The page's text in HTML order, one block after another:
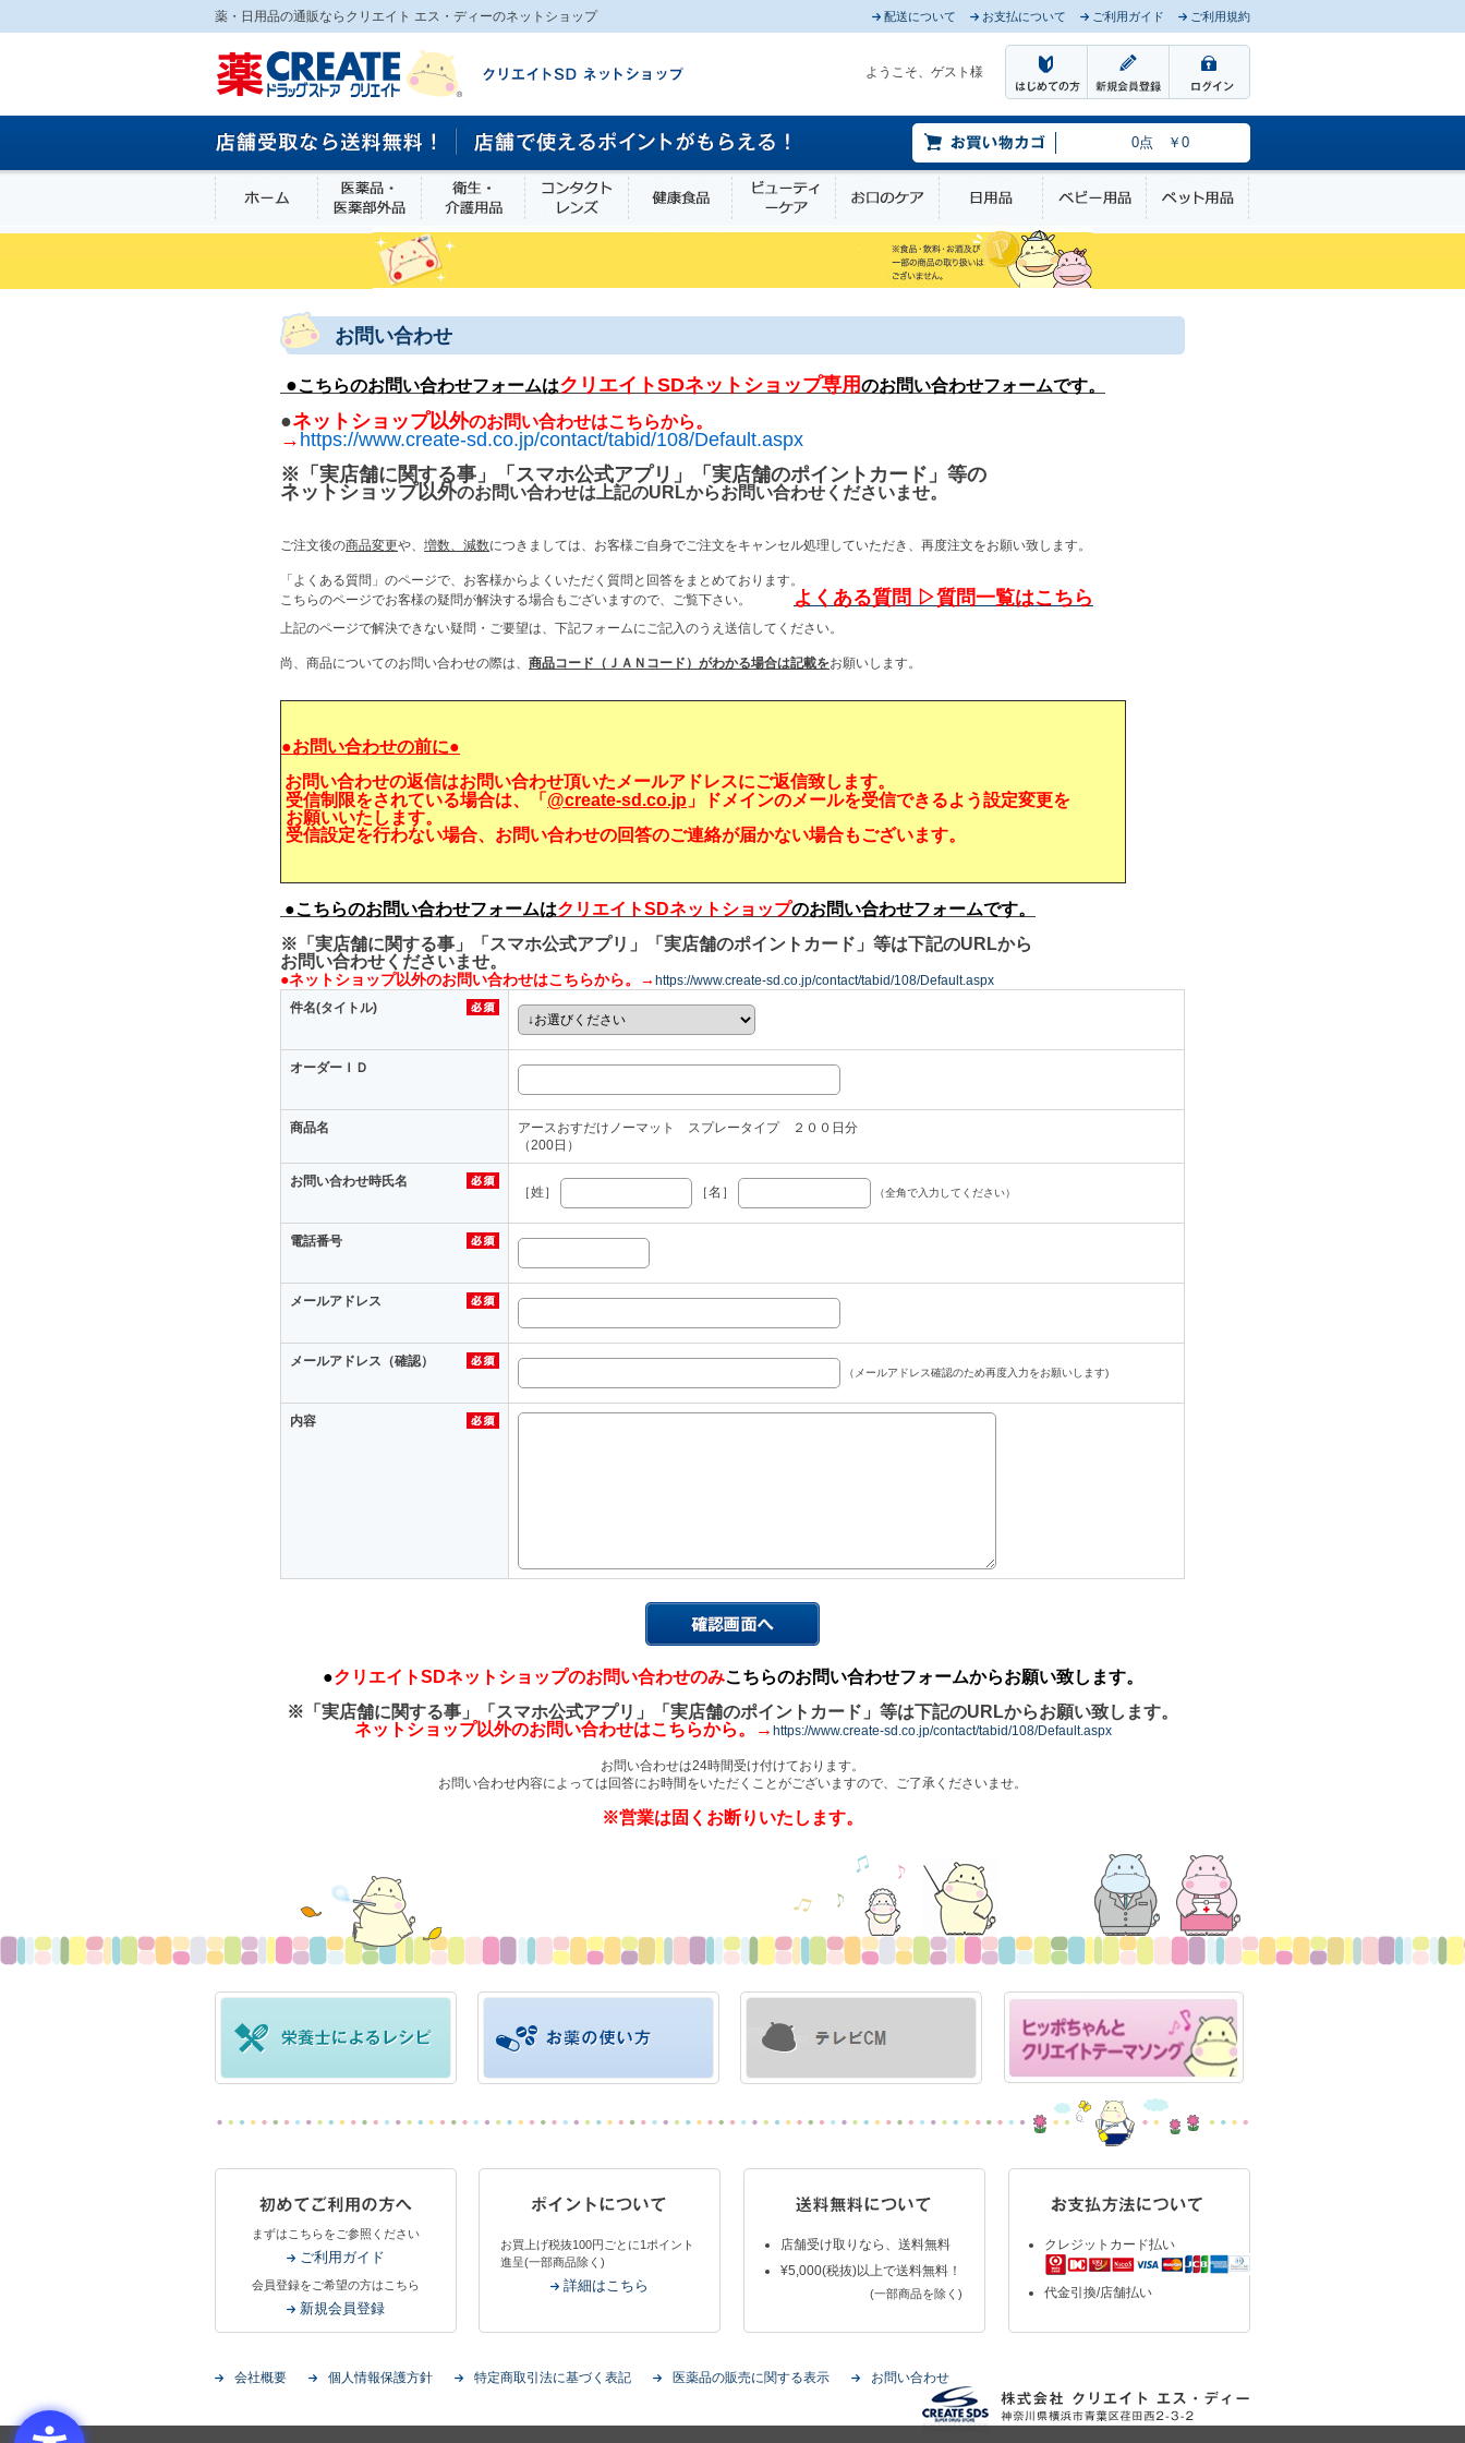
薬・日用品の通販ならクリエイト エス・ディーのネットショップ 配送について お支払について ご利用ガイド ご利用規約
ようこそ、ゲスト様
0点 ￥0
ホーム 医薬品・医薬部外品衛生・介護用品 コンタクトレンズ健康食品 ビューティーケアお口のケア 日用品 ベビー用品 ペット用品
お問い合わせ
●こちらのお問い合わせフォームはクリエイトSDネットショップ専用のお問い合わせフォームです。
●ネットショップ以外のお問い合わせはこちらから。
→ https://www.create-sd.co.jp/contact/tabid/108/Default.aspx
※「実店舗に関する事」「スマホ公式アプリ」「実店舗のポイントカード」等の
ネットショップ以外のお問い合わせは上記のURLからお問い合わせくださいませ。
ご注文後の商品変更や、 増数、減数につきましては、お客様ご自身でご注文をキャンセル処理していただき、再度注文をお願い致します。
「よくある質問」のページで、お客様からよくいただく質問と回答をまとめております。
こちらのページでお客様の疑問が解決する場合もございますので、ご覧下さい。
よくある質問 ▷質問一覧はこちら
上記のページで解決できない疑問・ご要望は、下記フォームにご記入のうえ送信してください。
尚、商品についてのお問い合わせの際は、 商品コード（ＪＡＮコード）がわかる場合は記載をお願いします。
●お問い合わせの前に●
お問い合わせの返信はお問い合わせ頂いたメールアドレスにご返信致します。
受信制限をされている場合は、「 @create-sd.co.jp 」ドメインのメールを受信できるよう設定変更を
お願いいたします。
受信設定を行わない場合、お問い合わせの回答のご連絡が届かない場合もございます。
●こちらのお問い合わせフォームはクリエイトSDネットショップのお問い合わせフォームです。
※「実店舗に関する事」「スマホ公式アプリ」「実店舗のポイントカード」等は下記のURLから
お問い合わせくださいませ。
●ネットショップ以外のお問い合わせはこちらから。→ https://www.create-sd.co.jp/contact/tabid/108/Default.aspx
件名(タイトル)
オーダーＩＤ
商品名
アースおすだけノーマット スプレータイプ ２００日分
（200日）
お問い合わせ時氏名
［姓］ ［名］ （全角で入力してください）
電話番号
メールアドレス
メールアドレス（確認）
（メールアドレス確認のため再度入力をお願いします)
内容
●クリエイトSDネットショップのお問い合わせのみこちらのお問い合わせフォームからお願い致します。
※「実店舗に関する事」「スマホ公式アプリ」「実店舗のポイントカード」等は下記のURLからお願い致します。
ネットショップ以外のお問い合わせはこちらから。→ https://www.create-sd.co.jp/contact/tabid/108/Default.aspx
お問い合わせは24時間受け付けております。
お問い合わせ内容によっては回答にお時間をいただくことがございますので、ご了承くださいませ。
※営業は固くお断りいたします。
まずはこちらをご参照ください
ご利用ガイド
会員登録をご希望の方はこちら
新規会員登録
お買上げ税抜100円ごとに1ポイント
進呈(一部商品除く)
詳細はこちら
店舗受け取りなら、送料無料
¥5,000(税抜)以上で送料無料！
(一部商品を除く)
クレジットカード払い
代金引換/店舗払い
会社概要 個人情報保護方針 特定商取引法に基づく表記 医薬品の販売に関する表示 お問い合わせ